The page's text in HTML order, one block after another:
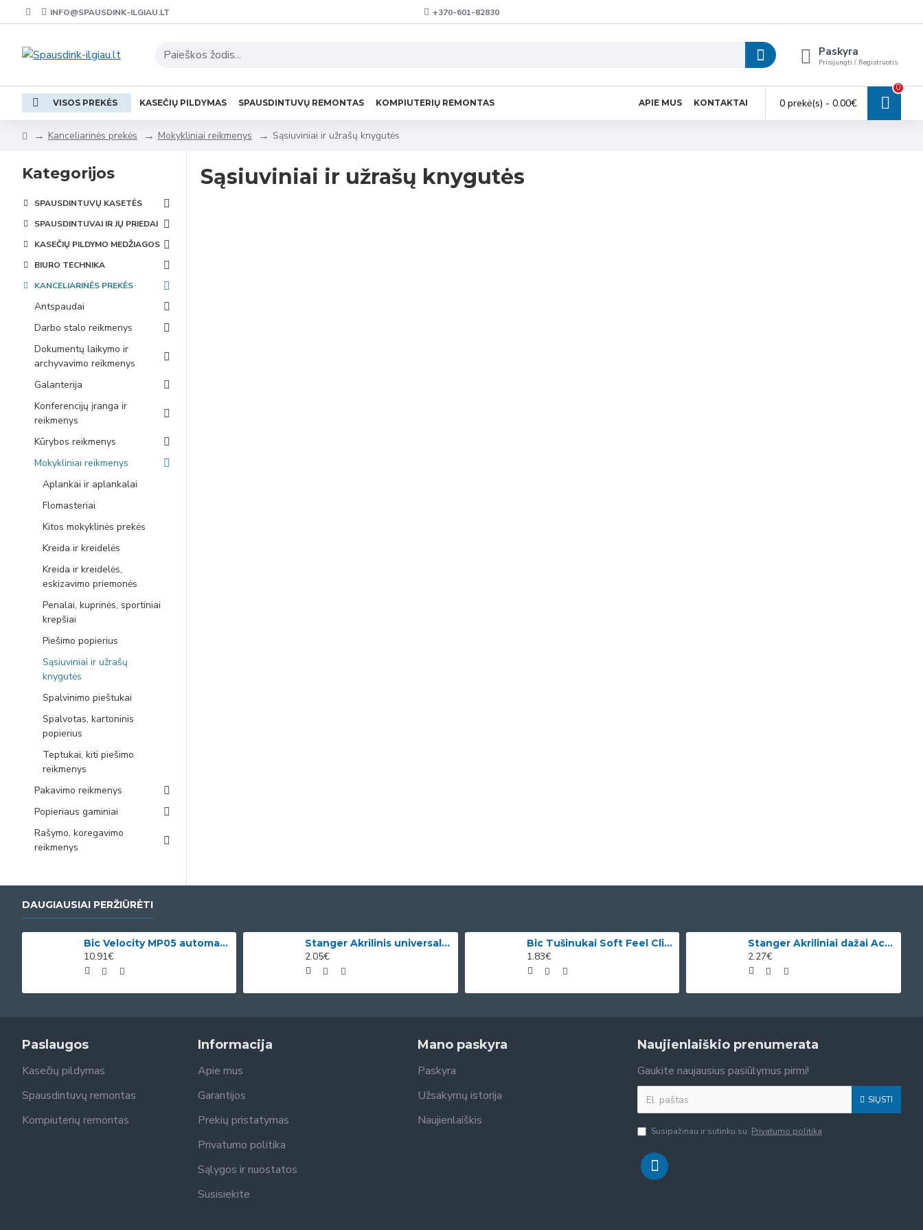
INFO@SPAUSDINK-ILGIAU.LT +370-601-82830
Paskyra
Prisijungti / Registruotis
VISOS PREKĖS KASEČIŲ PILDYMAS SPAUSDINTUVŲ REMONTAS KOMPIUTERIŲ REMONTAS APIE MUS KONTAKTAI 0 prekė(s) - 0.00€
0
Kanceliarinės prekės Mokykliniai reikmenys Sąsiuviniai ir užrašų knygutės
Kategorijos
SPAUSDINTUVŲ KASETĖS
SPAUSDINTUVAI IR JŲ PRIEDAI
KASEČIŲ PILDYMO MEDŽIAGOS
BIURO TECHNIKA
KANCELIARINĖS PREKĖS
Antspaudai
Darbo stalo reikmenys
Dokumentų laikymo ir
archyvavimo reikmenys
Galanterija
Konferencijų įranga ir
reikmenys
Kūrybos reikmenys
Mokykliniai reikmenys
Aplankai ir aplankalai
Flomasteriai
Kitos mokyklinės prekės
Kreida ir kreidelės
Kreida ir kreidelės,
eskizavimo priemonės
Penalai, kuprinės, sportiniai
krepšiai
Piešimo popierius
Sąsiuviniai ir užrašų
knygutės
Spalvinimo pieštukai
Spalvotas, kartoninis
popierius
Teptukai, kiti piešimo
reikmenys
Pakavimo reikmenys
Popieriaus gaminiai
Rašymo, koregavimo
reikmenys
Sąsiuviniai ir užrašų knygutės
DAUGIAUSIAI PERŽIŪRĖTI
Bic Velocity MP05 automatinis pieštukas su 3 x 0.5mm HB grafitais (dėžutėje 12vnt. skirtingomis korp
10.91€
Stanger Akrilinis universalus lakas, žvilgančio aukso efektas, 82 ml, 1 vnt KI12780A
2.05€
Bic Tušinukai Soft Feel Clic Fun, skirtingų spalvų, 4 vnt.
1.83€
Stanger Akriliniai dažai Acrylic Paints 75 ml, citrinos geltonumo 950101
2.27€
Paslaugos
Kasečių pildymas
Spausdintuvų remontas
Kompiuterių remontas
Informacija
Apie mus
Garantijos
Prekių pristatymas
Privatumo politika
Sąlygos ir nuostatos
Susisiekite
Mano paskyra
Paskyra
Užsakymų istorija
Naujienlaiškis
Naujienlaiškio prenumerata
Gaukite naujausius pasiūlymus pirmi!
SIŲSTI
Susipažinau ir sutinku su Privatumo politika